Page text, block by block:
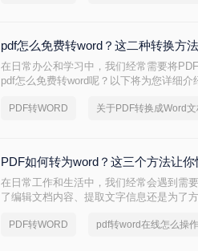
pdf怎么免费转word？这二种转换方
在日常办公和学习中，我们经常需要将
pdf怎么免费转word呢？以下将为您详细
PDF转WORD
PDF如何转为word？这三个方法让你
在日常工作和生活中，我们经常会遇到需
了编辑文档内容、提取文字信息还是为了
Word的转换。
PDF转WORD